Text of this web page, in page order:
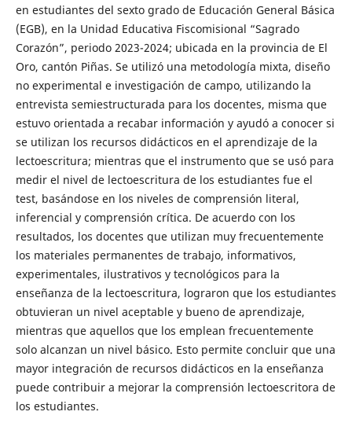
en estudiantes del sexto grado de Educación General Básica
(EGB), en la Unidad Educativa Fiscomisional “Sagrado
Corazón”, periodo 2023-2024; ubicada en la provincia de El
Oro, cantón Piñas. Se utilizó una metodología mixta, diseño
no experimental e investigación de campo, utilizando la
entrevista semiestructurada para los docentes, misma que
estuvo orientada a recabar información y ayudó a conocer si
se utilizan los recursos didácticos en el aprendizaje de la
lectoescritura; mientras que el instrumento que se usó para
medir el nivel de lectoescritura de los estudiantes fue el
test, basándose en los niveles de comprensión literal,
inferencial y comprensión crítica. De acuerdo con los
resultados, los docentes que utilizan muy frecuentemente
los materiales permanentes de trabajo, informativos,
experimentales, ilustrativos y tecnológicos para la
enseñanza de la lectoescritura, lograron que los estudiantes
obtuvieran un nivel aceptable y bueno de aprendizaje,
mientras que aquellos que los emplean frecuentemente
solo alcanzan un nivel básico. Esto permite concluir que una
mayor integración de recursos didácticos en la enseñanza
puede contribuir a mejorar la comprensión lectoescritora de
los estudiantes.